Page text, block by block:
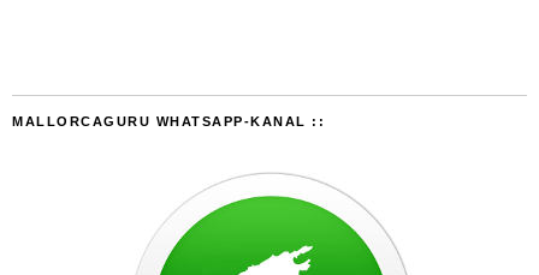
MALLORCAGURU WHATSAPP-KANAL ::